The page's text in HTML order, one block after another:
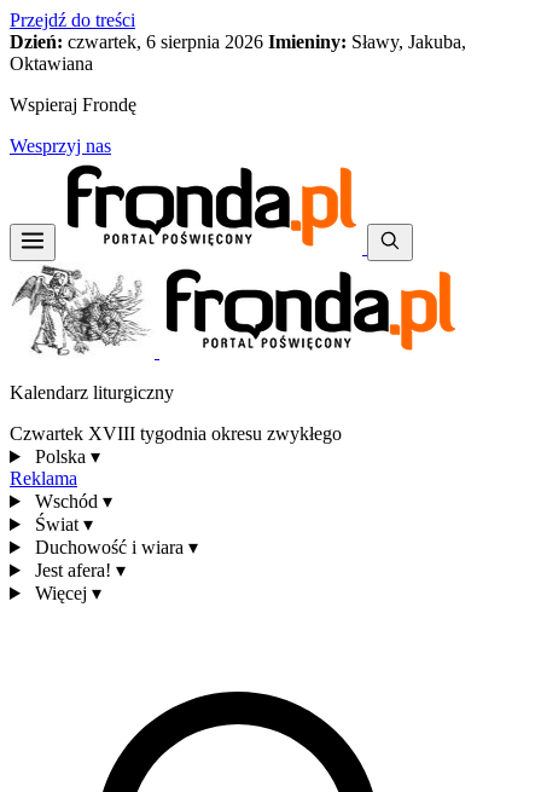
Przejdź do treści
Dzień: czwartek, 6 sierpnia 2026 Imieniny: Sławy, Jakuba,
Oktawiana
Wspieraj Frondę
Wesprzyj nas
Kalendarz liturgiczny
Czwartek XVIII tygodnia okresu zwykłego
Polska ▾
Reklama
Wschód ▾
Świat ▾
Duchowość i wiara ▾
Jest afera! ▾
Więcej ▾